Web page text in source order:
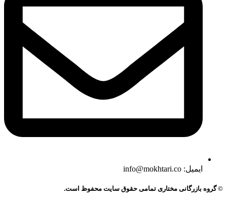
ایمیل: info@mokhtari.co
© گروه بازرگانی مختاری تمامی حقوق سایت محفوظ است.